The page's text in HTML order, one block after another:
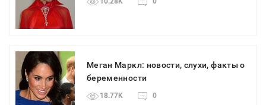
Меган Маркл: новости, слухи, факты о
беременности
18.77K 0